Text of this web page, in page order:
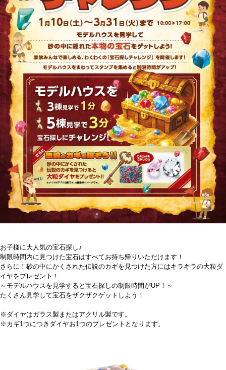
お子様に大人気の宝石探し♪
制限時間内に見つけた宝石はすべてお持ち帰りいただけます！
さらに！砂の中にかくされた伝説のカギを見つけた方にはキラキラの大粒ダ
イヤをプレゼント！
～モデルハウスを見学すると宝石探しの制限時間がUP！～
たくさん見学して宝石をザクザクゲットしよう！
※ダイヤはガラス製またはアクリル製です。
※カギ1つにつきダイヤお1つのプレゼントとなります。